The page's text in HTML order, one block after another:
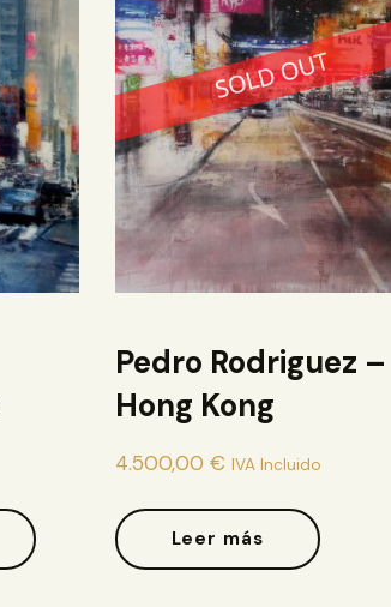
Pedro Rodriguez –
Hong Kong
4.500,00 € IVA Incluido
Leer más